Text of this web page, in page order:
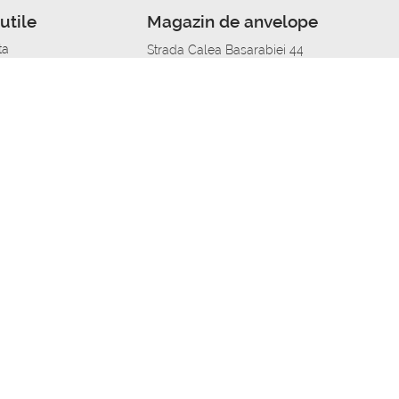
Magazin de anvelope
Strada Calea Basarabiei 44